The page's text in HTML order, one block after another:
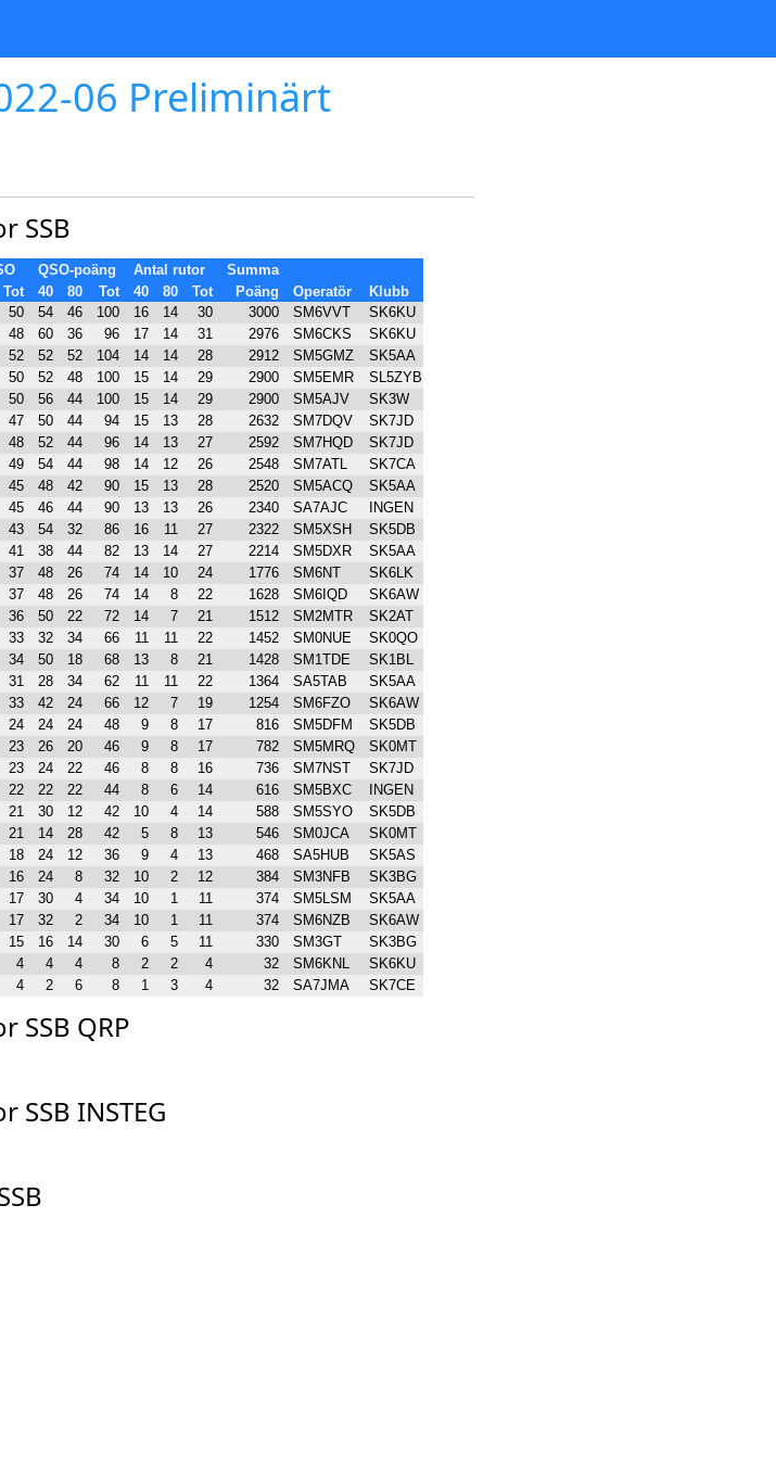
06 Preliminärt
SSB
QSO-poäng Antal rutor
Summa
Tot 40 80 Tot 40 80 Tot Poäng Operatör
Klubb
50 54 46 100 16 14 30 3000 SM6VVT
SK6KU
48 60 36 96 17 14 31 2976 SM6CKS
SK6KU
52 52 52 104 14 14 28 2912 SM5GMZ
SK5AA
50 52 48 100 15 14 29 2900 SM5EMR
SL5ZYB
50 56 44 100 15 14 29 2900 SM5AJV
SK3W
47 50 44 94 15 13 28 2632 SM7DQV
SK7JD
48 52 44 96 14 13 27 2592 SM7HQD
SK7JD
49 54 44 98 14 12 26 2548 SM7ATL
SK7CA
45 48 42 90 15 13 28 2520 SM5ACQ
SK5AA
45 46 44 90 13 13 26 2340 SA7AJC
INGEN
43 54 32 86 16 11 27 2322 SM5XSH
SK5DB
41 38 44 82 13 14 27 2214 SM5DXR
SK5AA
37 48 26 74 14 10 24 1776 SM6NT
SK6LK
37 48 26 74 14 8 22 1628 SM6IQD
SK6AW
36 50 22 72 14 7 21 1512 SM2MTR
SK2AT
33 32 34 66 11 11 22 1452 SM0NUE
SK0QO
34 50 18 68 13 8 21 1428 SM1TDE
SK1BL
31 28 34 62 11 11 22 1364 SA5TAB
SK5AA
33 42 24 66 12 7 19 1254 SM6FZO
SK6AW
24 24 24 48 9 8 17 816 SM5DFM
SK5DB
23 26 20 46 9 8 17 782 SM5MRQ
SK0MT
23 24 22 46 8 8 16 736 SM7NST
SK7JD
22 22 22 44 8 6 14 616 SM5BXC
INGEN
21 30 12 42 10 4 14 588 SM5SYO
SK5DB
21 14 28 42 5 8 13 546 SM0JCA
SK0MT
18 24 12 36 9 4 13 468 SA5HUB
SK5AS
16 24 8 32 10 2 12 384 SM3NFB
SK3BG
17 30 4 34 10 1 11 374 SM5LSM
SK5AA
17 32 2 34 10 1 11 374 SM6NZB
SK6AW
15 16 14 30 6 5 11 330 SM3GT
SK3BG
4 4 4 8 2 2 4 32 SM6KNL
SK6KU
4 2 6 8 1 3 4 32 SA7JMA SK7CE
SSB QRP
SSB INSTEG